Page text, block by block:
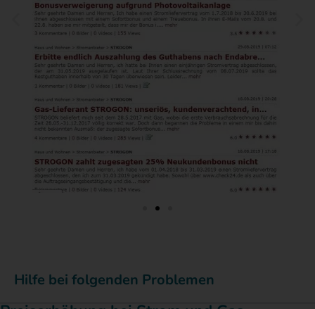
Hilfe bei folgenden Problemen